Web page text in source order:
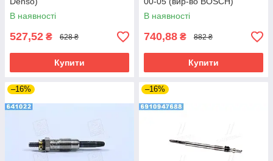
В наявності
527,52 ₴ 628 ₴
Купити
В наявності
740,88 ₴ 882 ₴
Купити
–16% –16%